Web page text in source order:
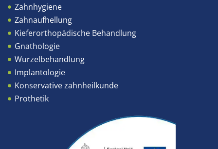
Zahnhygiene
Zahnaufhellung
Kieferorthopädische Behandlung
Gnathologie
Wurzelbehandlung
Implantologie
Konservative zahnheilkunde
Prothetik